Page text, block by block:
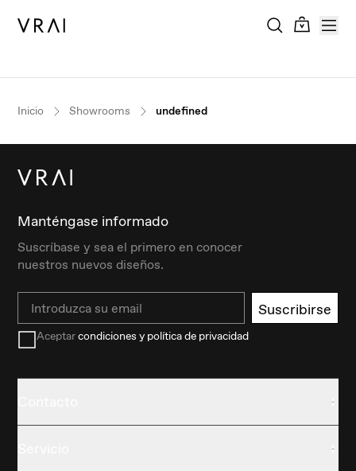
Inicio Showrooms undefined
Manténgase informado
Suscríbase y sea el primero en conocer
nuestros nuevos diseños.
Email Suscribirse
Aceptarcondiciones y política de privacidad